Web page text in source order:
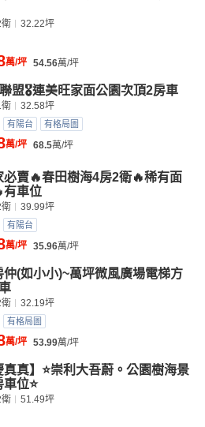
32.22坪
萬/坪 54.56萬/坪
盟🎖️連美旺家面公園次頂2房車
32.58坪
有陽台 有格局圖
萬/坪 68.5萬/坪
必賣🔥春田樹海4房2衛🔥稀有面
有車位
39.99坪
有陽台
萬/坪 35.96萬/坪
仲(如小小)~萬坪微風廣場電梯方
32.19坪
有格局圖
萬/坪 53.99萬/坪
真真】⭐崇利大吾蔚。公園樹海景
位⭐
51.49坪